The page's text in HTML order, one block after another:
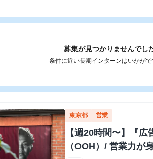
募集が見つかりませんでし
条件に近い長期インターンはいかがで
東京都 営業
【週20時間〜】『
（OOH）/ 営業力が